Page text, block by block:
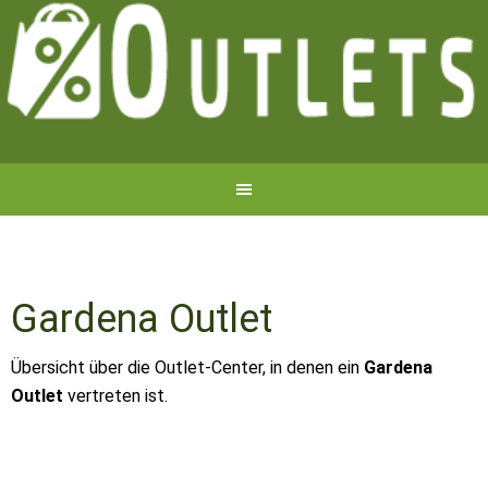
Gardena Outlet
Übersicht über die Outlet-Center, in denen ein Gardena
Outlet vertreten ist.